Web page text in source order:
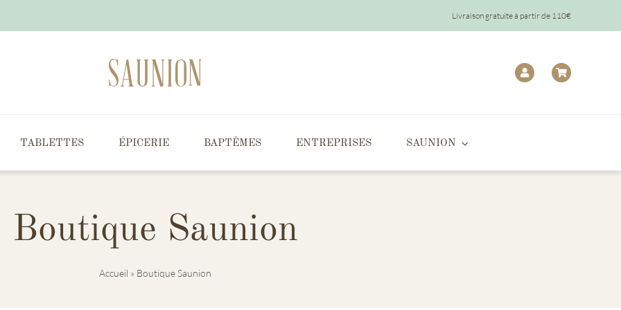
Livraison gratuite à partir de 110€
TABLETTES ÉPICERIE BAPTÊMES ENTREPRISES SAUNION
Boutique Saunion
Accueil » Boutique Saunion